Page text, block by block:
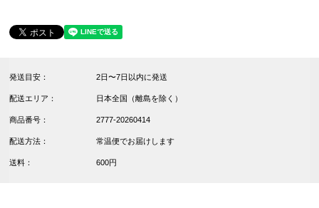
発送目安： 2日〜7日以内に発送
配送エリア： 日本全国（離島を除く）
商品番号： 2777-20260414
配送方法： 常温便でお届けします
送料： 600円